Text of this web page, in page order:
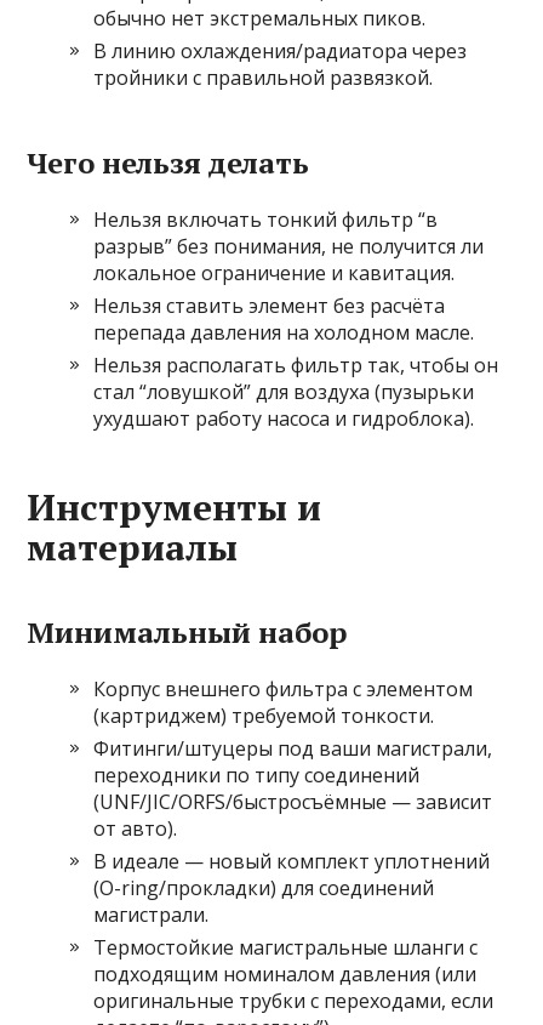
обычно нет экстремальных пиков.
В линию охлаждения/радиатора через
тройники с правильной развязкой.
Чего нельзя делать
Нельзя включать тонкий фильтр “в
разрыв” без понимания, не получится ли
локальное ограничение и кавитация.
Нельзя ставить элемент без расчёта
перепада давления на холодном масле.
Нельзя располагать фильтр так, чтобы он
стал “ловушкой” для воздуха (пузырьки
ухудшают работу насоса и гидроблока).
Инструменты и
материалы
Минимальный набор
Корпус внешнего фильтра с элементом
(картриджем) требуемой тонкости.
Фитинги/штуцеры под ваши магистрали,
переходники по типу соединений
(UNF/JIC/ORFS/быстросъёмные — зависит
от авто).
В идеале — новый комплект уплотнений
(O-ring/прокладки) для соединений
магистрали.
Термостойкие магистральные шланги с
подходящим номиналом давления (или
оригинальные трубки с переходами, если